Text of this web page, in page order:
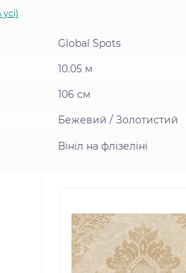
Global Spots
10.05 м
106 см
Бежевий / Золотистий
Вініл на флізеліні